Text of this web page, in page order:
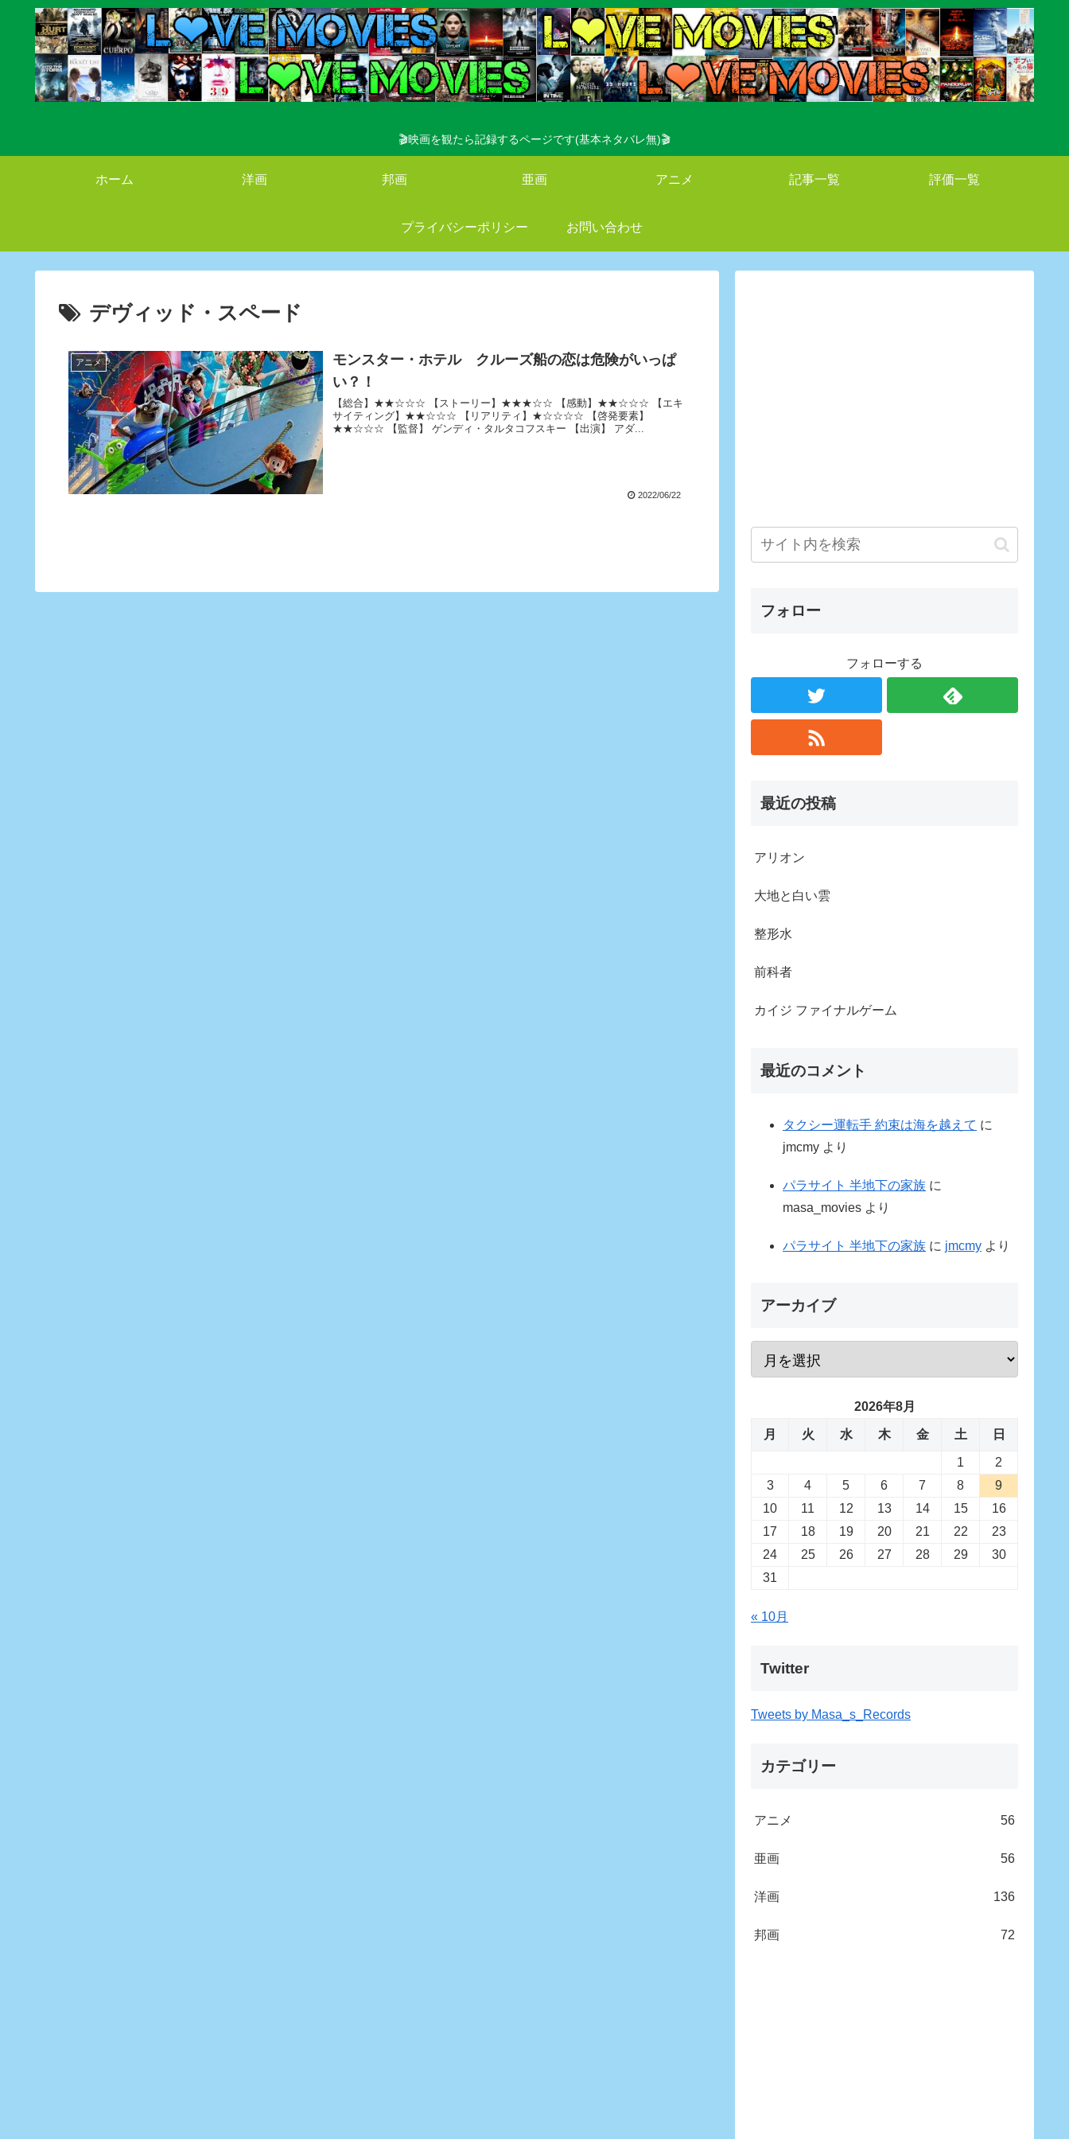
🎬映画を観たら記録するページです(基本ネタバレ無)🎬
ホーム 洋画 邦画 亜画 アニメ 記事一覧 評価一覧
プライバシーポリシー お問い合わせ
デヴィッド・スペード
アニメ
モンスター・ホテル クルーズ船の恋は危険がいっぱ
い？！
【総合】★★☆☆☆ 【ストーリー】★★★☆☆ 【感動】★★☆☆☆ 【エキ
サイティング】★★☆☆☆ 【リアリティ】★☆☆☆☆ 【啓発要素】
★★☆☆☆ 【監督】 ゲンディ・タルタコフスキー 【出演】 アダ...
2022/06/22
フォロー
フォローする
最近の投稿
アリオン
大地と白い雲
整形水
前科者
カイジ ファイナルゲーム
最近のコメント
タクシー運転手 約束は海を越えて に
jmcmy より
パラサイト 半地下の家族 に
masa_movies より
パラサイト 半地下の家族 に jmcmy より
アーカイブ
2026年8月
月 火 水 木 金 土 日
1
2
3
4 5 6 7 8
9
10
11 12 13 14 15
16
17
18 19 20 21 22
23
24
25 26 27 28 29
30
31
« 10月
Twitter
Tweets by Masa_s_Records
カテゴリー
アニメ 56
亜画 56
洋画 136
邦画 72